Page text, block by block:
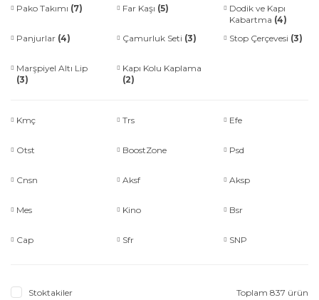
Pako Takımı (7) Far Kaşı (5)
Dodik ve Kapı
Kabartma (4)
Panjurlar (4) Çamurluk Seti (3) Stop Çerçevesi (3)
Marşpiyel Altı Lip
(3)
Kapı Kolu Kaplama
(2)
Kmç Trs Efe
Otst BoostZone Psd
Cnsn Aksf Aksp
Mes Kino Bsr
Cap Sfr SNP
Stoktakiler Toplam 837 ürün